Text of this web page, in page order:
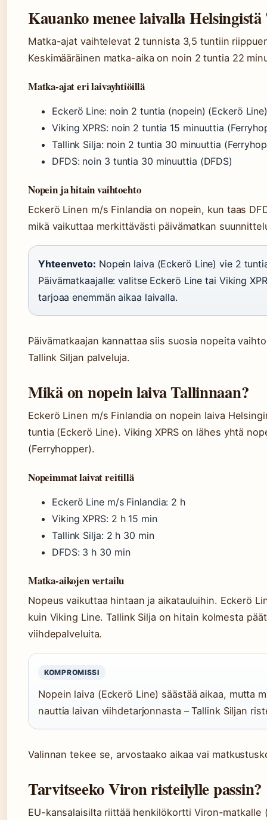
Kauanko menee laivalla
Matka-ajat vaihtelevat 2 tunnista 3,5 tuntiin
Keskimääräinen matka-aika on noin 2 tuntia 22
Matka-ajat eri laivayhtiöillä
Eckerö Line: noin 2 tuntia (nopein) (Eckerö
Viking XPRS: noin 2 tuntia 15 minuuttia
Tallink Silja: noin 2 tuntia 30 minuuttia
DFDS: noin 3 tuntia 30 minuuttia (DFDS)
Nopein ja hitain vaihtoehto
Eckerö Linen m/s Finlandia on nopein, kun taas
mikä vaikuttaa merkittävästi päivämatkan
Yhteenveto: Nopein laiva (Eckerö Line) vie 2
Päivämatkaajalle: valitse Eckerö Line tai Viking
tarjoaa enemmän aikaa laivalla.
Päivämatkaajan kannattaa siis suosia nopeita
Tallink Siljan palveluja.
Mikä on nopein laiva Tallinnaan?
Eckerö Linen m/s Finlandia on nopein laiva
tuntia (Eckerö Line). Viking XPRS on lähes yhtä
(Ferryhopper).
Nopeimmat laivat reitillä
Eckerö Line m/s Finlandia: 2 h
Viking XPRS: 2 h 15 min
Tallink Silja: 2 h 30 min
DFDS: 3 h 30 min
Matka-aikojen vertailu
Nopeus vaikuttaa hintaan ja aikatauluihin. Eckerö
kuin Viking Line. Tallink Silja on hitain kolmesta
viihdepalveluita.
KOMPROMISSI
Nopein laiva (Eckerö Line) säästää aikaa, mutta
nauttia laivan viihdetarjonnasta – Tallink Siljan
Valinnan tekee se, arvostaako aikaa vai
Tarvitseeko Viron risteilylle passin?
EU-kansalaisilta riittää henkilökortti Viron-matkalle